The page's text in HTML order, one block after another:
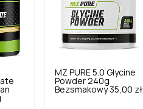
MZ PURE 5.0 Glycine
Powder 240g
Bezsmakowy 35,00 zł